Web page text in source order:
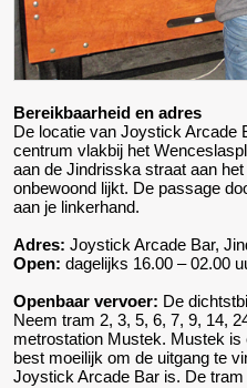
Bereikbaarheid en adres
De locatie van Joystick Arcade
centrum vlakbij het
aan de Jindrisska straat aan
onbewoond lijkt. De passage
aan je linkerhand.
Adres: Joystick Arcade Bar,
Open: dagelijks 16.00 – 02.00
Openbaar vervoer: De
Neem tram 2, 3, 5, 6, 7, 9, 14,
metrostation Mustek. Mustek is
best moeilijk om de uitgang te
Joystick Arcade Bar is. De tram